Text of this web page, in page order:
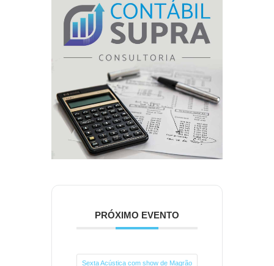
PRÓXIMO EVENTO
Sexta Acústica com show de Magrão